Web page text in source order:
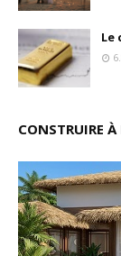
Le
CONSTRUIRE